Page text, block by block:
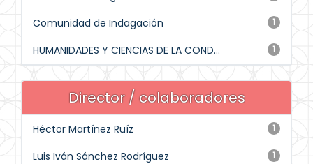
1
Comunidad de Indagación
1
HUMANIDADES Y CIENCIAS DE LA COND...
Director / colaboradores
1
Héctor Martínez Ruíz
1
Luis Iván Sánchez Rodríguez